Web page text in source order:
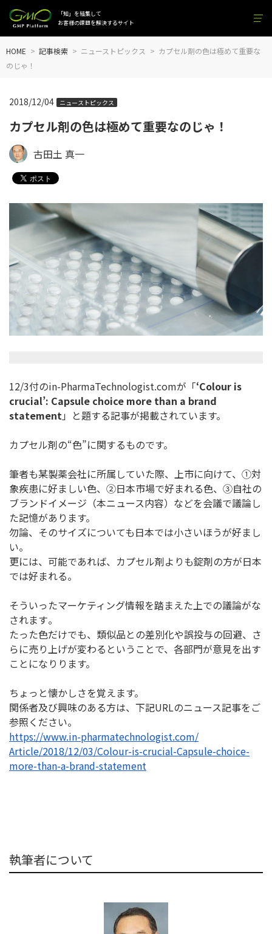
「知」を結集して
お客様の課題を解決するサイト
HOME 記事検索 ニューストピックス
カプセル剤の色は極めて重要な
のじゃ！
カプセル剤の色は極めて重要なのじゃ！
2018/12/04 ニューストピックス
古田土 真一
12/3付のin-PharmaTechnologist.comが「‘Colour is
crucial’: Capsule choice more than a brand
statement」と題する記事が掲載されています。
カプセル剤の“色”に関するものです。
筆者も某製薬会社に所属していた際、上市に向けて、①対
象疾患に好ましい色、②日本市場で好まれる色、③自社の
ブランドイメージ（本ニュース内容） などを会議で議論し
た記憶があります。
勿論、そのサイズについても日本では小さいほうが好まし
い。
更には、可能であれば、 カプセル剤よりも錠剤の方が日本
では好まれる。
そういったマーケティング情報を踏まえた上での議論がな
されます。
たった色だけでも、類似品との差別化や誤投与の回避、 さ
らに売り上げが変わるということで、 各部門が意見を出す
ことになりります。
ちょっと懐かしさを覚えます。
関係者及び興味のある方は、下記URLのニュース記事をご
参照く ださい。
https://www.in-pharmatechnologist.com/
Article/2018/12/03/Colour-is-crucial-Capsule-choice-
more-than-a-brand-statement
執筆者について